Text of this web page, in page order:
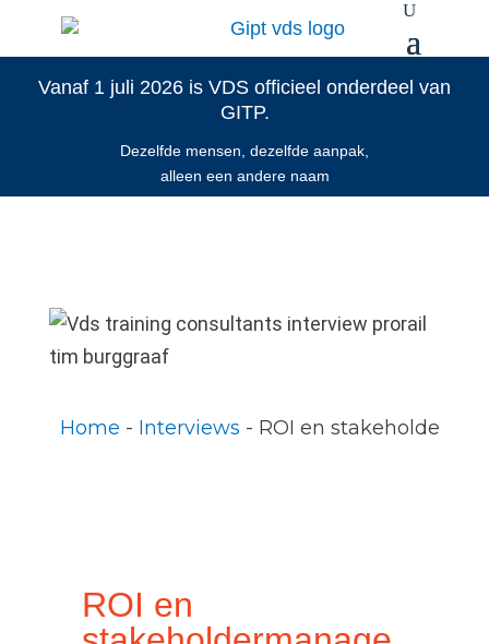
Vanaf 1 juli 2026 is VDS officieel onderdeel van
GITP.
Dezelfde mensen, dezelfde aanpak,
alleen een andere naam
Home - Interviews - ROI en
ROI en